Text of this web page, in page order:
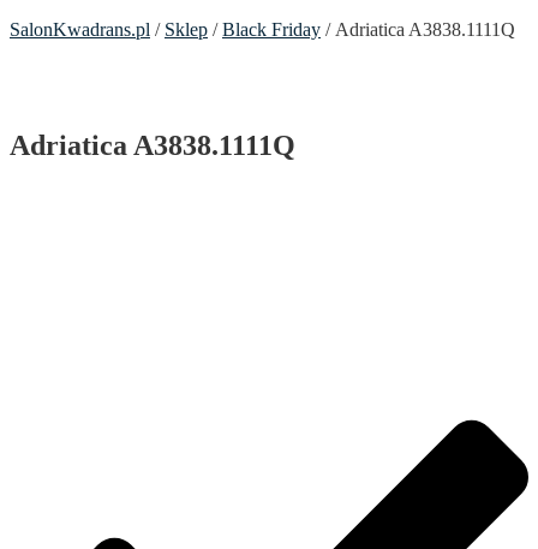
SalonKwadrans.pl / Sklep /Black Friday / Adriatica A3838.1111Q
Adriatica A3838.1111Q